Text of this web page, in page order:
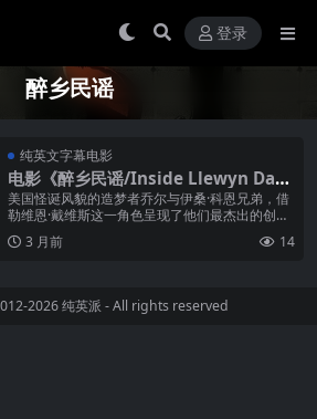
登录
醉乡民谣
纯英文字幕电影
电影《醉乡民谣/Inside Llewyn Davi
s》纯英文字幕高清MP4下载
美国怪诞风貌的造梦者乔尔与伊桑·科恩兄弟，借
勒维恩·戴维斯这一角色呈现了他们最杰出的创作
之一——这位歌手在六十年代初格林威治村民谣
热潮的边缘勉强维生。奥斯卡·伊...
3 月前 14
2026纯英派 - All rights reserved